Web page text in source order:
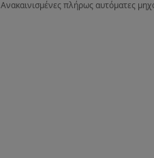
Ανακαινισμένες πλήρως αυτόματες